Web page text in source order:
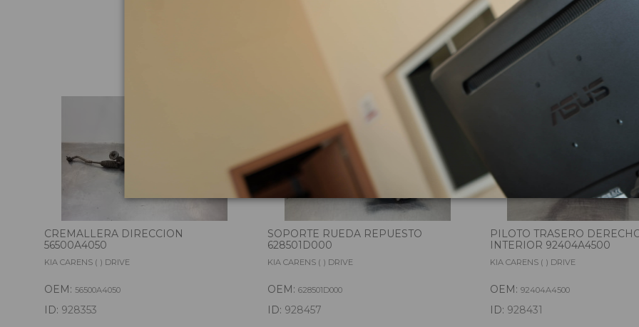
Piezas almacenadas del
CREMALLERA DIRECCION
56500A4050
KIA CARENS ( ) DRIVE
OEM: 56500A4050
ID: 928353
SOPORTE RUEDA REPUESTO
628501D000
KIA CARENS ( ) DRIVE
OEM: 628501D000
ID: 928457
PILOTO TRASERO
INTERIOR 92404A4500
KIA CARENS ( ) DRIVE
OEM: 92404A4500
ID: 928431